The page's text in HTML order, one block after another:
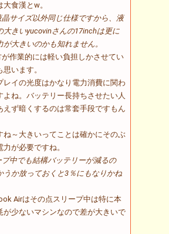
食漢とw。
晶サイズ以外同じ仕様ですから、液
大きいyucovinさんの17inchは更に
が大きいのかも知れません。
が作業的には軽い負担しかさせてい
思います。
レイの光度はかなり電力消費に関わ
よね。バッテリー長持ちさせたい人
えず暗くするのは常套手段ですもん
ね～大きいってことは確かにそのぶ
力が必要ですね。
プ中でも結構バッテリーが減るの
うか放っておくと3％にもなりかね
Airはその点スリープ中は特に本
が少ないマシンなので差が大きいで